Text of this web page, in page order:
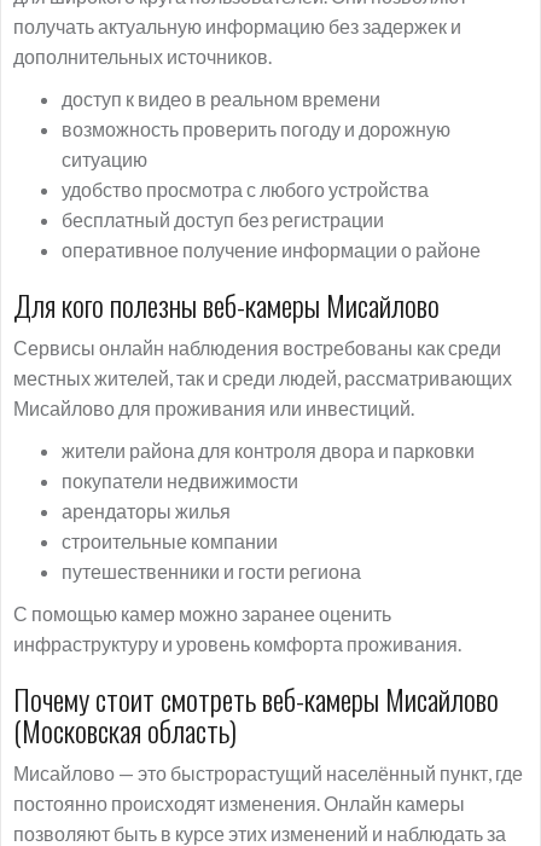
получать актуальную информацию без задержек и
дополнительных источников.
доступ к видео в реальном времени
возможность проверить погоду и дорожную
ситуацию
удобство просмотра с любого устройства
бесплатный доступ без регистрации
оперативное получение информации о районе
Для кого полезны веб-камеры Мисайлово
Сервисы онлайн наблюдения востребованы как среди
местных жителей, так и среди людей, рассматривающих
Мисайлово для проживания или инвестиций.
жители района для контроля двора и парковки
покупатели недвижимости
арендаторы жилья
строительные компании
путешественники и гости региона
С помощью камер можно заранее оценить
инфраструктуру и уровень комфорта проживания.
Почему стоит смотреть веб-камеры Мисайлово
(Московская область)
Мисайлово — это быстрорастущий населённый пункт, где
постоянно происходят изменения. Онлайн камеры
позволяют быть в курсе этих изменений и наблюдать за